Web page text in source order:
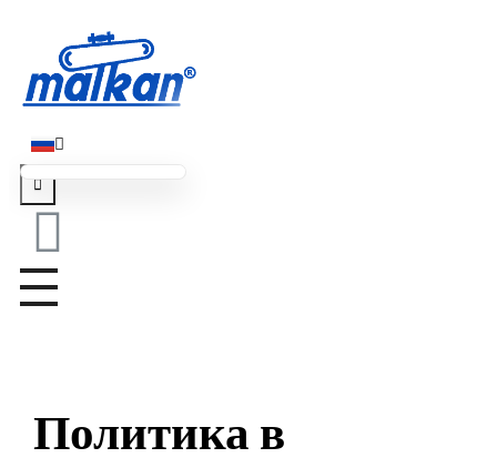
Малкан; с 1971 года
Политика в